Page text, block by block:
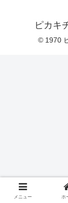
ピカキ
© 1970
メニュー ホ